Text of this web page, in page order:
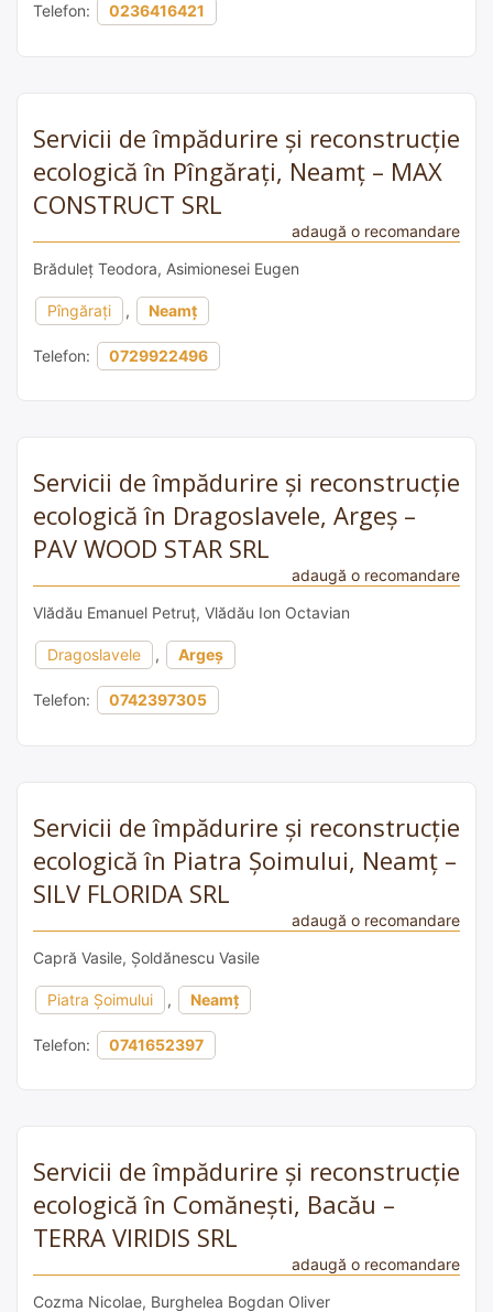
Telefon: 0236416421
Servicii de împădurire și reconstrucție
ecologică în Pîngărați, Neamț – MAX
CONSTRUCT SRL
adaugă o recomandare
Brăduleț Teodora, Asimionesei Eugen
Pîngărați , Neamț
Telefon: 0729922496
Servicii de împădurire și reconstrucție
ecologică în Dragoslavele, Argeș –
PAV WOOD STAR SRL
adaugă o recomandare
Vlădău Emanuel Petruț, Vlădău Ion Octavian
Dragoslavele , Argeș
Telefon: 0742397305
Servicii de împădurire și reconstrucție
ecologică în Piatra Șoimului, Neamț –
SILV FLORIDA SRL
adaugă o recomandare
Capră Vasile, Șoldănescu Vasile
Piatra Șoimului , Neamț
Telefon: 0741652397
Servicii de împădurire și reconstrucție
ecologică în Comănești, Bacău –
TERRA VIRIDIS SRL
adaugă o recomandare
Cozma Nicolae, Burghelea Bogdan Oliver